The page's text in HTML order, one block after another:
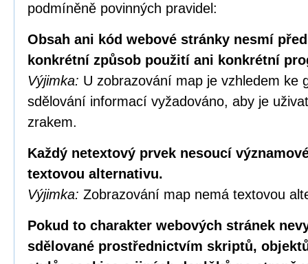
podmíněně povinných pravidel:
Obsah ani kód webové stránky nesmí
konkrétní způsob použití ani konkrétní
Výjimka: U zobrazování map je vzhledem ke
sdělování informací vyžadováno, aby je
zrakem.
Každý netextový prvek nesoucí
textovou alternativu.
Výjimka: Zobrazování map nemá textovou
Pokud to charakter webových stránek
sdělované prostřednictvím skriptů,